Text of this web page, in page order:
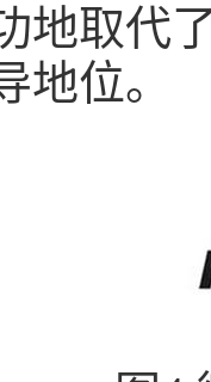
地取代
地位。